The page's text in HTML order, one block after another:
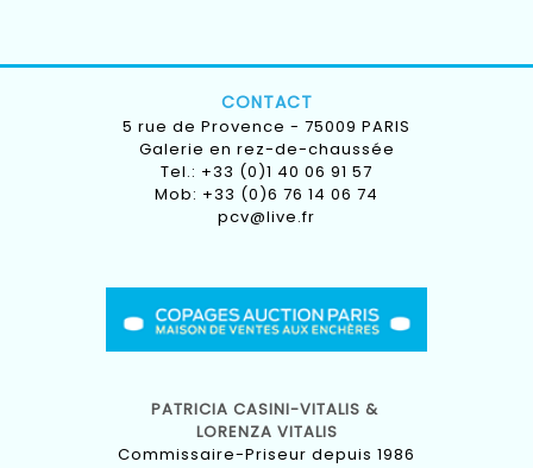
CONTACT
5 rue de Provence - 75009 PARIS
Galerie en rez-de-chaussée
Tel.: +33 (0)1 40 06 91 57
Mob: +33 (0)6 76 14 06 74
pcv@live.fr
PATRICIA CASINI-VITALIS &
LORENZA VITALIS
Commissaire-Priseur depuis 1986